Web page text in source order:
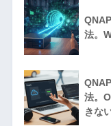
法。
法。
きな